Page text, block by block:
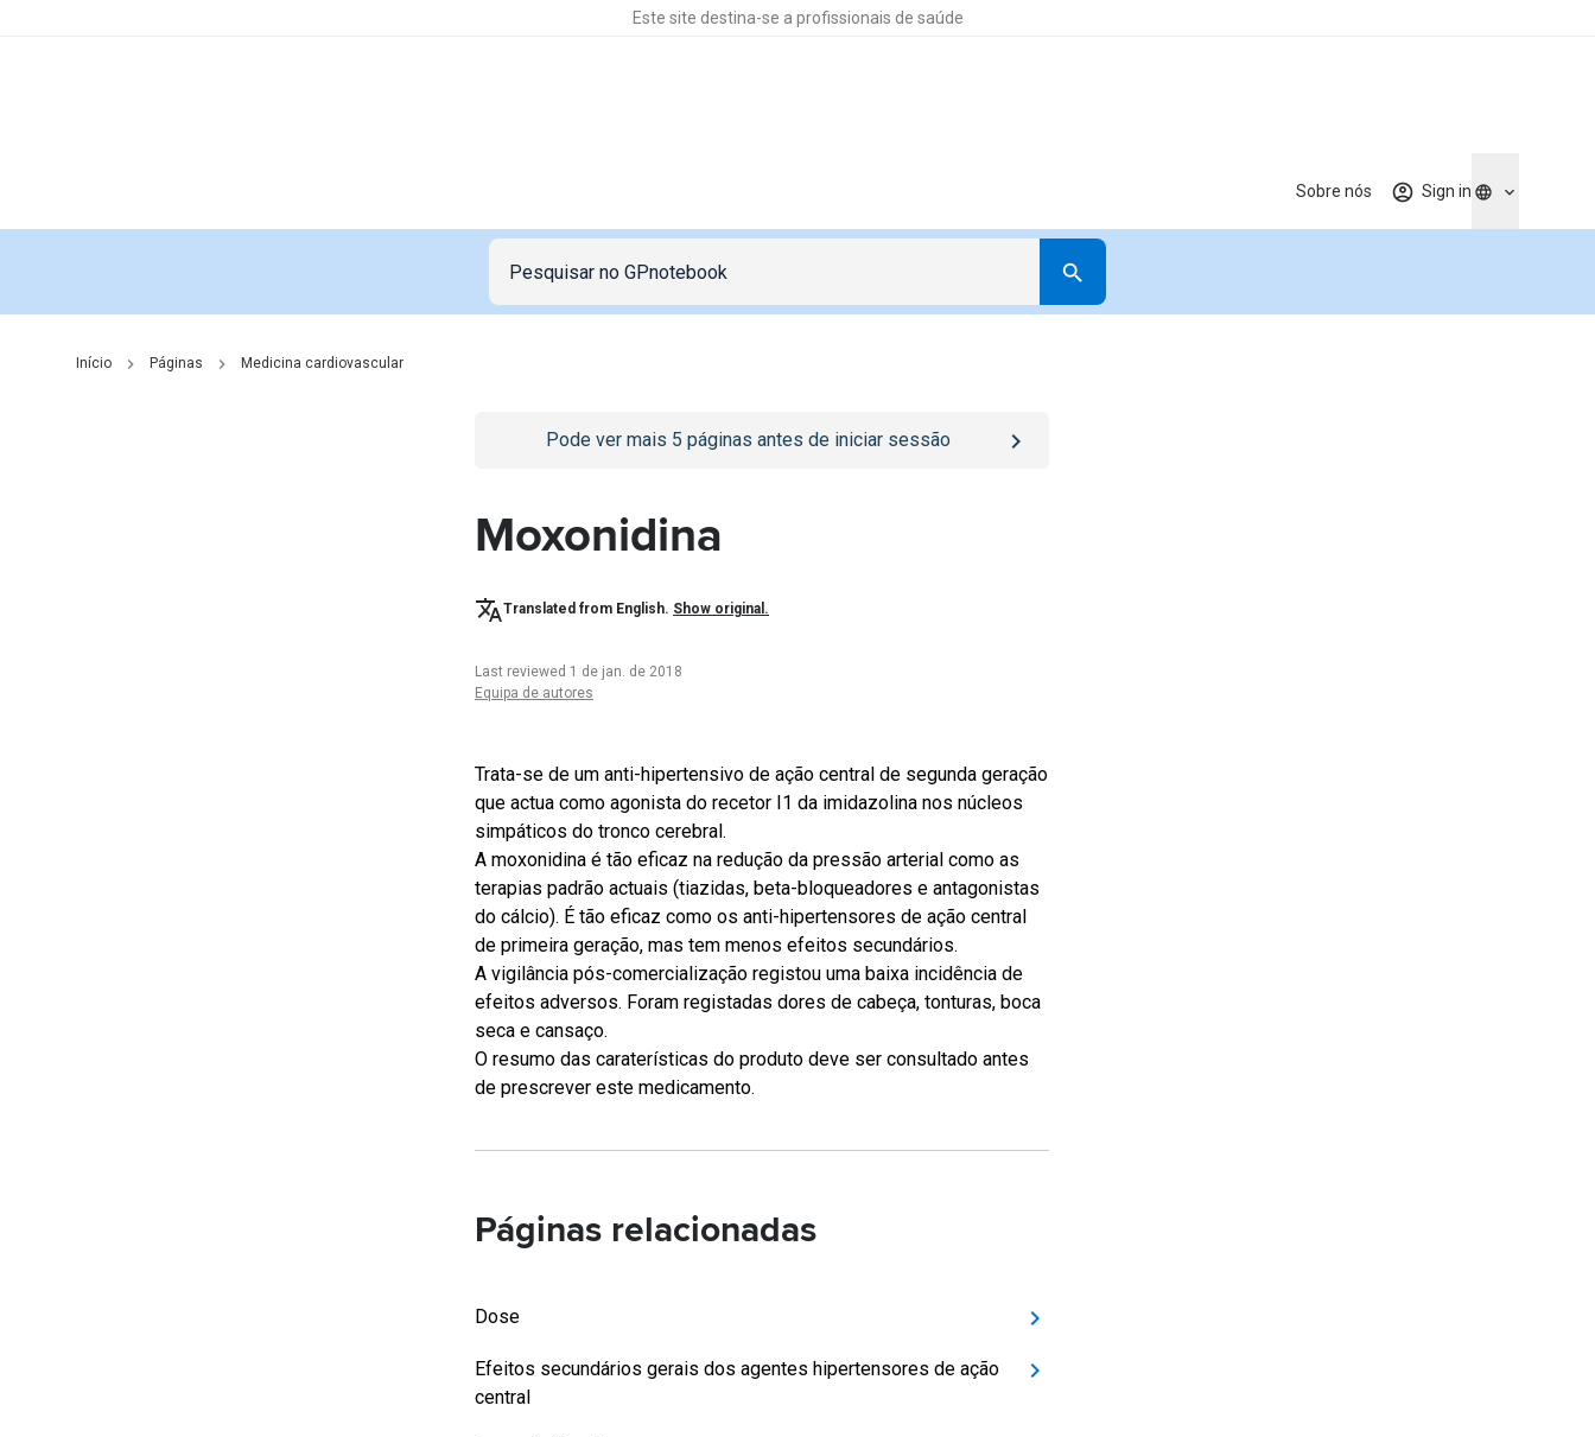
Este site destina-se a profissionais de saúde
Sobre nós Sign in
Início Páginas Medicina cardiovascular
/sign-inpage
Pode ver mais 5 páginas antes de iniciar sessão
Moxonidina
Translated from English. Show original.
Last reviewed 1 de jan. de 2018
Equipa de autores
Trata-se de um anti-hipertensivo de ação central de segunda geração
que actua como agonista do recetor I1 da imidazolina nos núcleos
simpáticos do tronco cerebral.
A moxonidina é tão eficaz na redução da pressão arterial como as
terapias padrão actuais (tiazidas, beta-bloqueadores e antagonistas
do cálcio). É tão eficaz como os anti-hipertensores de ação central
de primeira geração, mas tem menos efeitos secundários.
A vigilância pós-comercialização registou uma baixa incidência de
efeitos adversos. Foram registadas dores de cabeça, tonturas, boca
seca e cansaço.
O resumo das caraterísticas do produto deve ser consultado antes
de prescrever este medicamento.
Páginas relacionadas
Dose
Efeitos secundários gerais dos agentes hipertensores de ação
central